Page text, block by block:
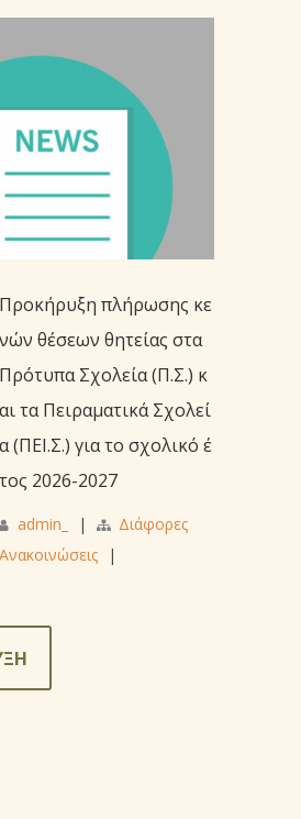
Προκήρυξη πλήρωσης κε
νών θέσεων θητείας στα
Πρότυπα Σχολεία (Π.Σ.) κ
αι τα Πειραματικά Σχολεί
α (ΠΕΙ.Σ.) για το σχολικό έ
τος 2026-2027
admin_ |
Διάφορες
Ανακοινώσεις
|